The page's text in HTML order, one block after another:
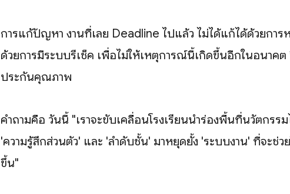
การแก้ปัญหา งานที่เลย Deadline ไปแล้ว ไม่ได้แก้ได้ด้วยกา
ด้วยการมีระบบรีเช็ค เพื่อไม่ให้เหตุการณ์นี้เกิดขึ้นอีกในอนาคต
ประกันคุณภาพ
คำถามคือ วันนี้ "เราจะขับเคลื่อนโรงเรียนนำร่องพื้นที่นวัตกรรม
'ความรู้สึกส่วนตัว' และ 'ลำดับชั้น' มาหยุดยั้ง 'ระบบงาน' ที่จะช่ว
ขึ้น"